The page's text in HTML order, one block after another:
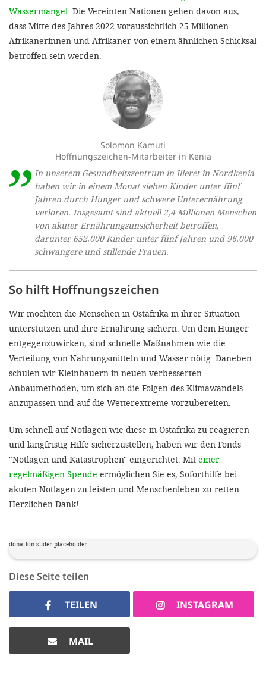
Wassermangel. Die Vereinten Nationen gehen davon aus,
dass Mitte des Jahres 2022 voraussichtlich 25 Millionen
Afrikanerinnen und Afrikaner von einem ähnlichen Schicksal
betroffen sein werden.
In unserem Gesundheitszentrum in Illeret in Nordkenia
haben wir in einem Monat sieben Kinder unter fünf
Jahren durch Hunger und schwere Unterernährung
verloren. Insgesamt sind aktuell 2,4 Millionen Menschen
von akuter Ernährungsunsicherheit betroffen,
darunter 652.000 Kinder unter fünf Jahren und 96.000
schwangere und stillende Frauen.
Solomon Kamuti
Hoffnungszeichen-Mitarbeiter in Kenia
So hilft Hoffnungszeichen
Wir möchten die Menschen in Ostafrika in ihrer Situation
unterstützen und ihre Ernährung sichern. Um dem Hunger
entgegenzuwirken, sind schnelle Maßnahmen wie die
Verteilung von Nahrungsmitteln und Wasser nötig. Daneben
schulen wir Kleinbauern in neuen verbesserten
Anbaumethoden, um sich an die Folgen des Klimawandels
anzupassen und auf die Wetterextreme vorzubereiten.
Um schnell auf Notlagen wie diese in Ostafrika zu reagieren
und langfristig Hilfe sicherzustellen, haben wir den Fonds
"Notlagen und Katastrophen" eingerichtet. Mit einer
regelmäßigen Spende ermöglichen Sie es, Soforthilfe bei
akuten Notlagen zu leisten und Menschenleben zu retten.
Herzlichen Dank!
donation slider placeholder
Diese Seite teilen
TEILEN INSTAGRAM
MAIL